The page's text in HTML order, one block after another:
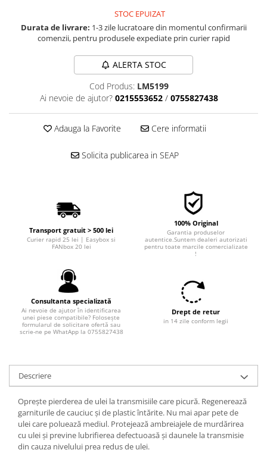
■ Filtre aditivi
■ Filtre epurator
■ Filtre agent racire
Filtre aditivi
Filtre agent racire
Filtre habitaclu
Filtre uscator
Filtre hidraulice
Filtre epurator
Sistem franare
Placute frana
Discuri frana
Saboti frana
Senzori uzura placute
Cablu frana de mana
Suport etrier
Bujii incandescente
Distributie
Kit distributie
STOC EPUIZAT
Durata de livrare: 1-3 zile lucratoare din momentul confirmarii
comenzii, pentru produsele expediate prin curier rapid
ALERTA STOC
Cod Produs: LM5199
Ai nevoie de ajutor? 0215553652 / 0755827438
Adauga la Favorite Cere informatii
Solicita publicarea in SEAP
Transport gratuit > 500 lei
Curier rapid 25 lei | Easybox si
FANbox 20 lei
100% Original
Garantia produselor
autentice.Suntem dealeri autorizati
pentru toate marcile comercializate
!
Consultanta specializată
Ai nevoie de ajutor în identificarea
unei piese compatibile? Folosește
formularul de solicitare ofertă sau
scrie-ne pe WhatApp la 0755827438
Drept de retur
in 14 zile conform legii
Descriere
Opreşte pierderea de ulei la transmisiile care picură. Regenerează
garniturile de cauciuc şi de plastic întărite. Nu mai apar pete de
ulei care poluează mediul. Protejează ambreiajele de murdărirea
cu ulei şi previne lubrifierea defectuoasă şi daunele la transmisie
din cauza nivelului prea redus de ulei.